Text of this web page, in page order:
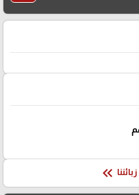
زبائننا keyboard_double_arrow_left